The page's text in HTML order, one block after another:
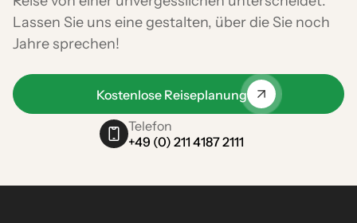
Lassen Sie uns eine gestalten, über die Sie noch
Jahre sprechen!
Kostenlose Reiseplanung
Telefon
+49 (0) 211 4187 2111